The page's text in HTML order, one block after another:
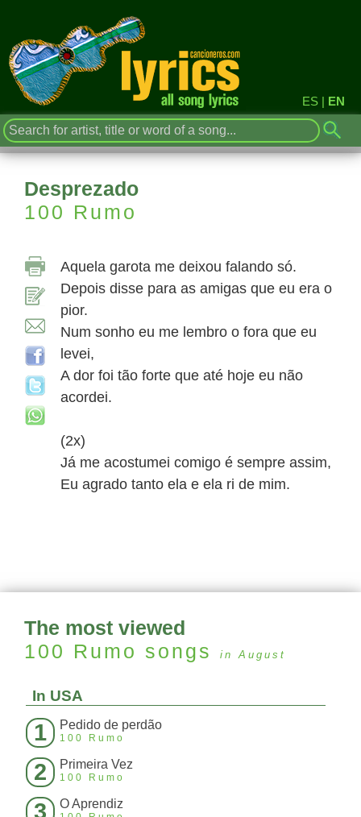
ES | EN
Desprezado
100 Rumo
Aquela garota me deixou falando só.
Depois disse para as amigas que eu era o
pior.
Num sonho eu me lembro o fora que eu
levei,
A dor foi tão forte que até hoje eu não
acordei.
(2x)
Já me acostumei comigo é sempre assim,
Eu agrado tanto ela e ela ri de mim.
The most viewed
100 Rumo songs in August
In USA
1 Pedido de perdão
100 Rumo
2 Primeira Vez
100 Rumo
3 O Aprendiz